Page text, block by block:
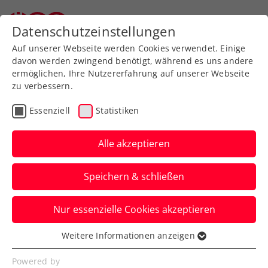
Zurück zur Newsübersicht
Wochenvorschau
Kalenderwoche 16/2023:
Wer? Wann? Wo?
Die internationale Junioren-Tour macht in
dieser Woche in Wien Station. Im Bild:
Emily Lederer.
Verfasst von: Stefan Pletzer, 16.04.2023
Datenschutzeinstellungen
Auf unserer Webseite werden Cookies verwendet. Einige
davon werden zwingend benötigt, während es uns andere
ermöglichen, Ihre Nutzererfahrung auf unserer Webseite
zu verbessern.
Essenziell Statistiken
Alle akzeptieren
Speichern & schließen
Nur essenzielle Cookies akzeptieren
Essenziell
Essenzielle Cookies werden für grundlegende
Weitere Informationen anzeigen
Powered by